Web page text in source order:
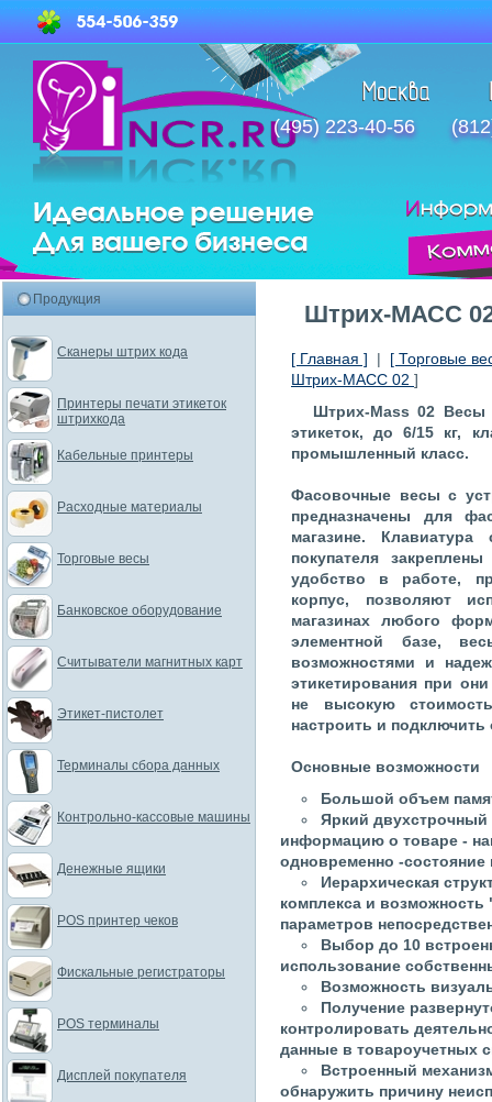
(495) 223-40-56
Штрих-МАСС
[ Главная ] | [ Торговые
Штрих-МАСС 02 ]
Штрих-Mass 02
этикеток, до 6/15 кг,
промышленный класс.
Фасовочные весы с
предназначены для
магазине.
покупателя
удобство в работе,
корпус, позволяют
магазинах любого
элементной базе,
возможностями и
этикетирования при
не высокую
настроить и
Основные возможности
Большой объем
Яркий
информацию о товаре -
одновременно -
Иерархическая
комплекса и возможность
параметров
Выбор до 10
использование
Возможность
Получение
контролировать
данные в товароучетных
Встроенный
обнаружить причину
Продукция
Сканеры штрих кода
Принтеры печати этикеток
штрихкода
Кабельные принтеры
Расходные материалы
Торговые весы
Банковское оборудование
Считыватели магнитных карт
Этикет-пистолет
Терминалы сбора данных
Контрольно-кассовые машины
Денежные ящики
POS принтер чеков
Фискальные регистраторы
POS терминалы
Дисплей покупателя